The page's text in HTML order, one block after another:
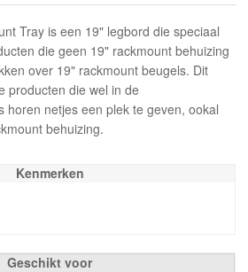
Tray is een 19" legbord die speciaal
die geen 19" rackmount behuizing
over 19" rackmount beugels. Dit
producten die wel in de
horen netjes een plek te geven, ookal
behuizing.
Kenmerken
Geschikt voor